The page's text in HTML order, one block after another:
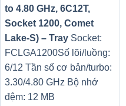
to 4.80 GHz, 6C12T,
Socket 1200, Comet
Lake-S) – Tray Socket:
FCLGA1200Số lõi/luồng:
6/12 Tần số cơ bản/turbo:
3.30/4.80 GHz Bộ nhớ
đệm: 12 MB